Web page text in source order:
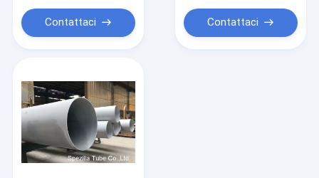
Tubo in lega di nichel
Contattaci Contattaci